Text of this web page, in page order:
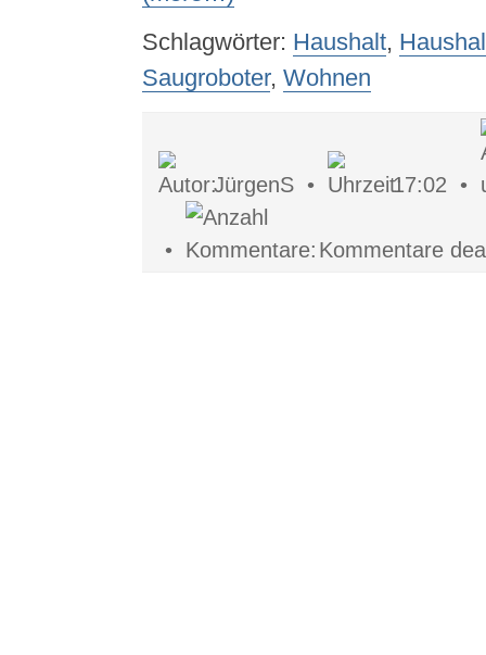
Schlagwörter: Haushalt,
Saugroboter, Wohnen
JürgenS • 17:02 •
• Kommentare